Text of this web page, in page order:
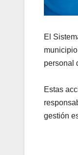
‎El
personal
Estas
gestión